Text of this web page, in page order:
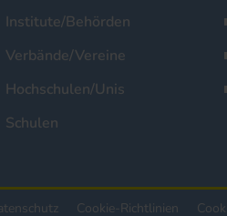
Institute/Behörden
Verbände/Vereine
Hochschulen/Unis
Schulen
Cookie-Richtlinien